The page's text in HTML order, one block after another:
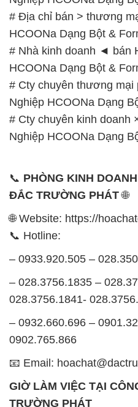
# Địa chỉ bán > thương
HCOONa Dạng Bột &
# Nhà kinh doanh ◄ bán
HCOONa Dạng Bột &
# Cty chuyên thương mại
Nghiệp HCOONa Dạng
# Cty chuyên kinh doanh
Nghiệp HCOONa Dạng
📞 PHÒNG KINH
ĐẮC TRƯỜNG PHÁT🌐
🌐 Website: https://
📞 Hotline:
– 0933.920.505 –
– 028.3756.1835 –
028.3756.1841-
– 0932.660.696 –
0902.765.866
📧 Email:
GIỜ LÀM VIỆC TẠI
TRƯỜNG PHÁT